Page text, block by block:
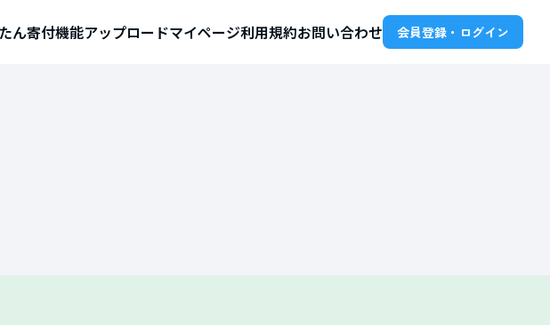
ん寄付機能アップロードマイページ利用規約お問い合わせ 会員登録・ログイン